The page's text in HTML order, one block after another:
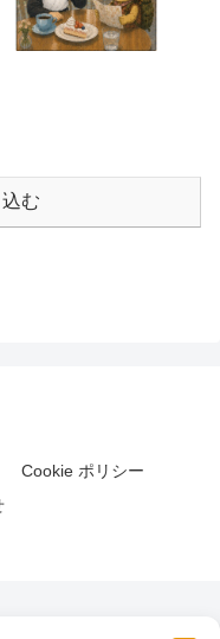
む
Cookie ポリシー